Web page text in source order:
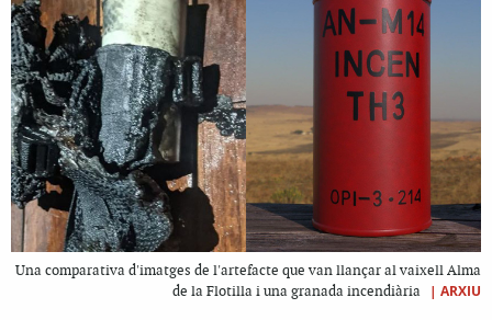
Una comparativa d'imatges de l'artefacte que van llançar al vaixell Alma
de la Flotilla i una granada incendiària
| ARXIU